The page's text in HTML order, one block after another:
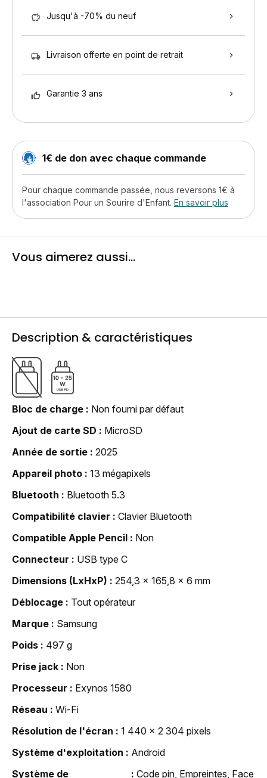
Jusqu'à -70% du neuf
Livraison offerte en point de retrait
Garantie 3 ans
1€ de don avec chaque commande
Pour chaque commande passée, nous reversons 1€ à
l'association Pour un Sourire d'Enfant. En savoir plus
Vous aimerez aussi...
Description & caractéristiques
Bloc de charge
Non fourni par défaut
Ajout de carte SD
MicroSD
Année de sortie
2025
Appareil photo
13 mégapixels
Bluetooth
Bluetooth 5.3
Compatibilité clavier
Clavier Bluetooth
Compatible Apple Pencil
Non
Connecteur
USB type C
Dimensions (LxHxP)
254,3 x 165,8 x 6 mm
Déblocage
Tout opérateur
Marque
Samsung
Poids
497 g
Prise jack
Non
Processeur
Exynos 1580
Réseau
Wi-Fi
Résolution de l'écran
1 440 x 2 304 pixels
Système d'exploitation
Android
Système de
Code pin, Empreintes, Face